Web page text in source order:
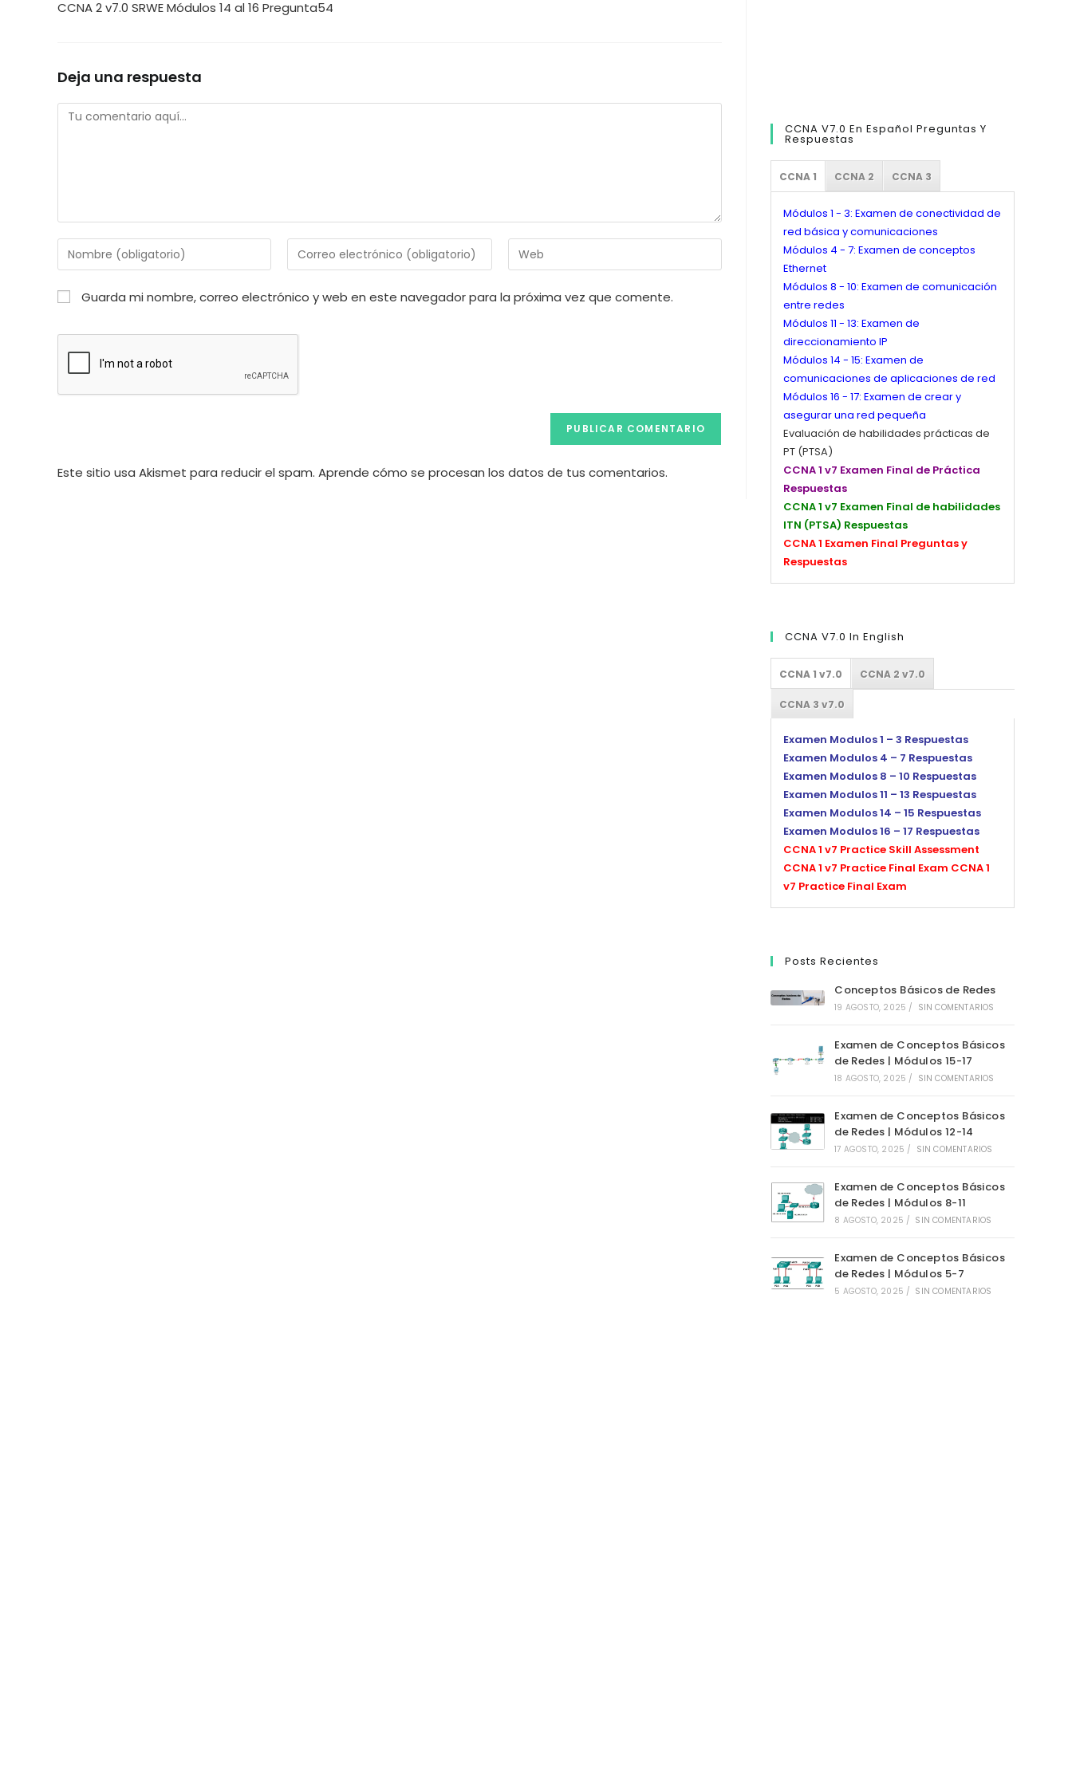
CCNA 2 v7.0 SRWE Módulos 14 al 16 Pregunta54
Deja una respuesta
Comentario
Introduce
tu
nombre
o
Introduce
tu
Introduce
la
de
Guarda mi nombre, correo electrónico y web en este navegador para la próxima vez que comente.
Este sitio usa Akismet para reducir el spam. Aprende cómo se procesan los datos de tus comentarios.
CCNA V7.0 En Español Preguntas Y
Respuestas
CCNA 1 CCNA 2 CCNA 3
Módulos 1 - 3: Examen de conectividad de
red básica y comunicaciones
Módulos 4 - 7: Examen de conceptos
Ethernet
Módulos 8 - 10: Examen de comunicación
entre redes
Módulos 11 - 13: Examen de
direccionamiento IP
Módulos 14 - 15: Examen de
comunicaciones de aplicaciones de red
Módulos 16 - 17: Examen de crear y
asegurar una red pequeña
Evaluación de habilidades prácticas de
PT (PTSA)
CCNA 1 v7 Examen Final de Práctica
Respuestas
CCNA 1 v7 Examen Final de habilidades
ITN (PTSA) Respuestas
CCNA 1 Examen Final Preguntas y
Respuestas
CCNA V7.0 In English
CCNA 1 v7.0 CCNA 2 v7.0
CCNA 3 v7.0
Examen Modulos 1 – 3 Respuestas
Examen Modulos 4 – 7 Respuestas
Examen Modulos 8 – 10 Respuestas
Examen Modulos 11 – 13 Respuestas
Examen Modulos 14 – 15 Respuestas
Examen Modulos 16 – 17 Respuestas
CCNA 1 v7 Practice Skill Assessment
CCNA 1 v7 Practice Final Exam CCNA 1
v7 Practice Final Exam
Posts Recientes
Conceptos Básicos de Redes
19 AGOSTO, 2025 / SIN COMENTARIOS
Examen de Conceptos Básicos
de Redes | Módulos 15-17
18 AGOSTO, 2025 / SIN COMENTARIOS
Examen de Conceptos Básicos
de Redes | Módulos 12-14
17 AGOSTO, 2025 / SIN COMENTARIOS
Examen de Conceptos Básicos
de Redes | Módulos 8-11
8 AGOSTO, 2025 / SIN COMENTARIOS
Examen de Conceptos Básicos
de Redes | Módulos 5-7
5 AGOSTO, 2025 / SIN COMENTARIOS